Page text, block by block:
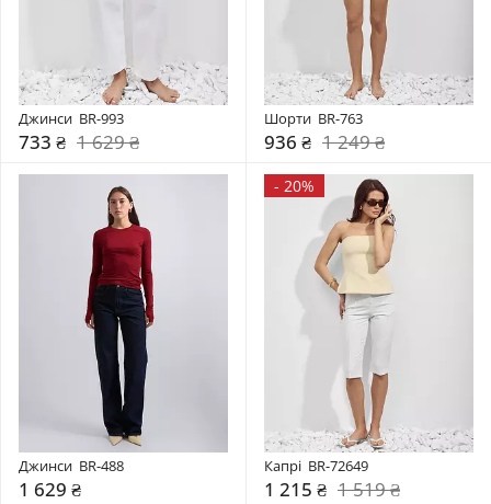
Джинси  BR-993
733 ₴ 1 629 ₴
Шорти  BR-763
936 ₴ 1 249 ₴
Джинси  BR-488
1 629 ₴
- 20%
Капрі  BR-72649
1 215 ₴ 1 519 ₴